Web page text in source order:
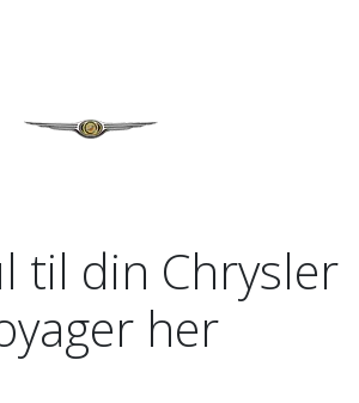
til din Chrysler
her